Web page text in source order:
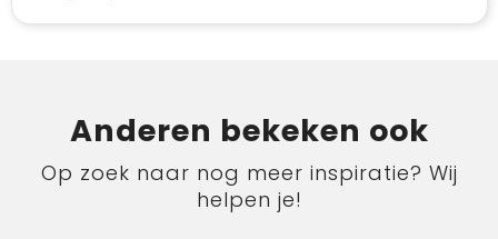
Anderen bekeken ook
Op zoek naar nog meer inspiratie? Wij
helpen je!